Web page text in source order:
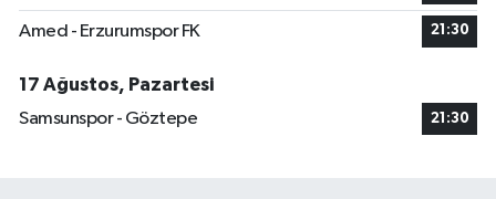
Amed - Erzurumspor FK 21:30
17 Ağustos, Pazartesi
Samsunspor - Göztepe
21:30